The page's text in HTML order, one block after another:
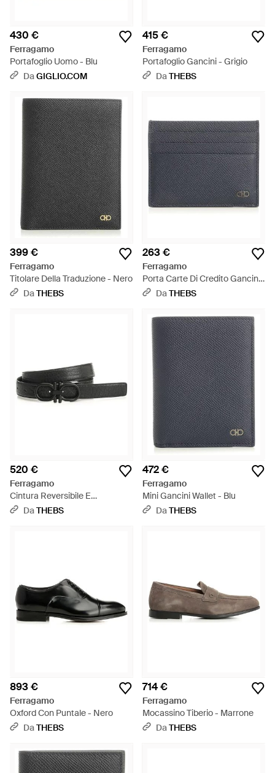
430 €
Ferragamo
Portafoglio Uomo - Blu
DaGIGLIO.COM
415 €
Ferragamo
Portafoglio Gancini - Grigio
DaTHEBS
399 €
Ferragamo
Titolare Della Traduzione - Nero
DaTHEBS
263 €
Ferragamo
Porta Carte Di Credito Gancini
- BluDaTHEBS
520 €
Ferragamo
Cintura Reversibile E
Regolabile - Bianco
DaTHEBS
472 €
Ferragamo
Mini Gancini Wallet - Blu
DaTHEBS
893 €
Ferragamo
Oxford Con Puntale - Nero
DaTHEBS
714 €
Ferragamo
Mocassino Tiberio - Marrone
DaTHEBS